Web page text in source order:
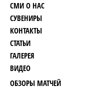
СМИ О НАС
СУВЕНИРЫ
КОНТАКТЫ
СТАТЬИ
ГАЛЕРЕЯ
ВИДЕО
ОБЗОРЫ МАТЧЕЙ